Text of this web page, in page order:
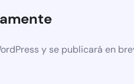
y se publicará en